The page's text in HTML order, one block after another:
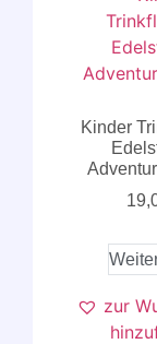
Kinder
zur